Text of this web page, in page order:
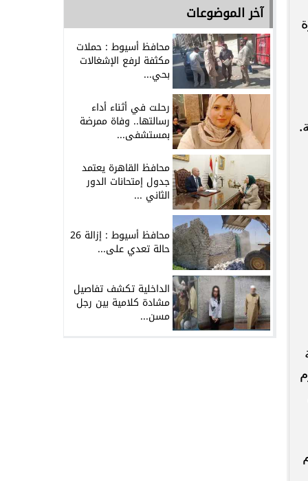
آخر الموضوعات
محافظ أسيوط : حملات
مكثفة لرفع الإشغالات
بحي...
رحلت في أثناء أداء
رسالتها.. وفاة ممرضة
بمستشفى...
محافظ القاهرة يعتمد
جدول إمتحانات الدور
الثاني ...
محافظ أسيوط : إزالة 26
حالة تعدي على...
الداخلية تكشف تفاصيل
مشادة كلامية بين رجل
مسن...